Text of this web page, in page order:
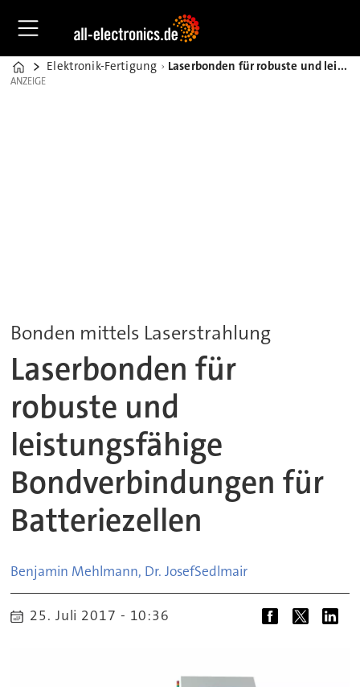
Home
Elektronik-Fertigung Laserbonden für robuste und leistungsfähige Bondverbindungen für Batteriezellen
ANZEIGE
ANZEIGE
Bonden mittels Laserstrahlung
Laserbonden für
robuste und
leistungsfähige
Bondverbindungen für
Batteriezellen
Benjamin Mehlmann, Dr. JosefSedlmair
25. Juli 2017 - 10:36